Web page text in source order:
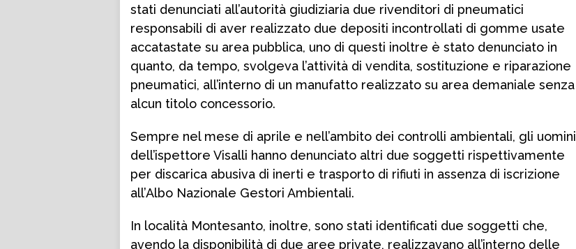
stati denunciati all’autorità giudiziaria due rivenditori di pneumatici
responsabili di aver realizzato due depositi incontrollati di gomme usate
accatastate su area pubblica, uno di questi inoltre è stato denunciato in
quanto, da tempo, svolgeva l’attività di vendita, sostituzione e riparazione
pneumatici, all’interno di un manufatto realizzato su area demaniale senza
alcun titolo concessorio.
Sempre nel mese di aprile e nell’ambito dei controlli ambientali, gli uomini
dell’ispettore Visalli hanno denunciato altri due soggetti rispettivamente
per discarica abusiva di inerti e trasporto di rifiuti in assenza di iscrizione
all’Albo Nazionale Gestori Ambientali.
In località Montesanto, inoltre, sono stati identificati due soggetti che,
avendo la disponibilità di due aree private, realizzavano all’interno delle